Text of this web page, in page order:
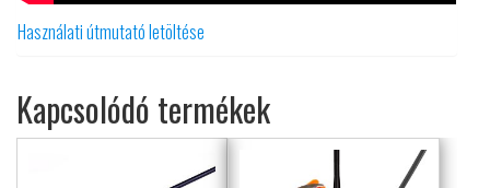
Használati útmutató letöltése
Kapcsolódó termékek